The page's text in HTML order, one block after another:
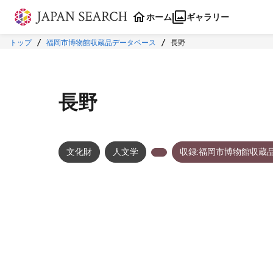
本文に飛ぶ
ホーム ギャラリー
トップ 福岡市博物館収蔵品データベース 長野
長野
文化財 人文学 収録:福岡市博物館収蔵